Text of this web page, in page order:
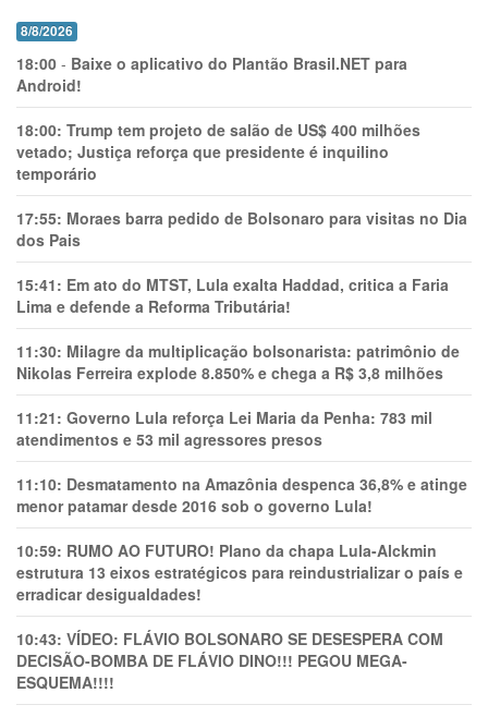
8/8/2026
18:00 - Baixe o aplicativo do Plantão Brasil.NET para
Android!
18:00: Trump tem projeto de salão de US$ 400 milhões
vetado; Justiça reforça que presidente é inquilino
temporário
17:55: Moraes barra pedido de Bolsonaro para visitas no Dia
dos Pais
15:41: Em ato do MTST, Lula exalta Haddad, critica a Faria
Lima e defende a Reforma Tributária!
11:30: Milagre da multiplicação bolsonarista: patrimônio de
Nikolas Ferreira explode 8.850% e chega a R$ 3,8 milhões
11:21: Governo Lula reforça Lei Maria da Penha: 783 mil
atendimentos e 53 mil agressores presos
11:10: Desmatamento na Amazônia despenca 36,8% e atinge
menor patamar desde 2016 sob o governo Lula!
10:59: RUMO AO FUTURO! Plano da chapa Lula-Alckmin
estrutura 13 eixos estratégicos para reindustrializar o país e
erradicar desigualdades!
10:43: VÍDEO: FLÁVIO BOLSONARO SE DESESPERA COM
DECISÃO-BOMBA DE FLÁVIO DINO!!! PEGOU MEGA-
ESQUEMA!!!!